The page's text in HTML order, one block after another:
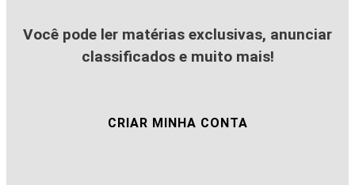
Você pode ler matérias exclusivas, anunciar
classificados e muito mais!
CRIAR MINHA CONTA